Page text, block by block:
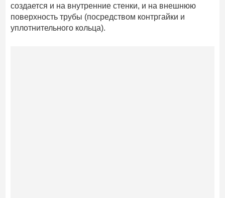
создается и на внутренние стенки, и на внешнюю
поверхность трубы (посредством контргайки и
уплотнительного кольца).